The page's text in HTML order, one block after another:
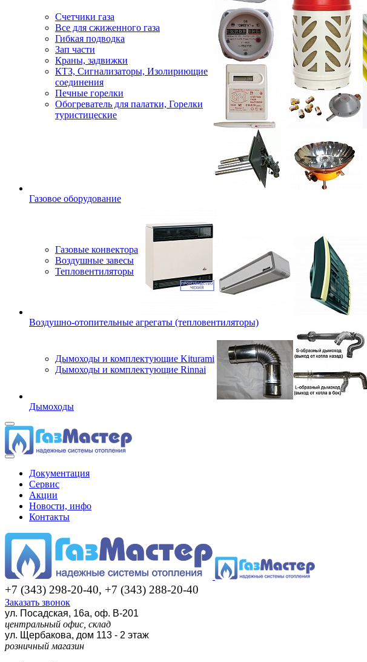
Счетчики газа
Все для сжиженного газа
Гибкая подводка
Зап части
Краны, задвижки
КТЗ, Сигнализаторы, Изолириющие
соединения
Печные горелки
Обогреватель для палатки, Горелки
туристицеские
Газовое оборудование
Газовые конвектора
Воздушные завесы
Тепловентиляторы
Воздушно-отопительные агрегаты (тепловентиляторы)
Дымоходы и комплектующие Kiturami
Дымоходы и комплектующие Rinnai
Дымоходы
Документация
Сервис
Акции
Новости, инфо
Контакты
+7 (343) 298-20-40, +7 (343) 288-20-40
Заказать звонок
ул. Посадская, 16а, оф. В-201
центральный офис, склад
ул. Щербакова, дом 113 - 2 этаж
розничный магазин